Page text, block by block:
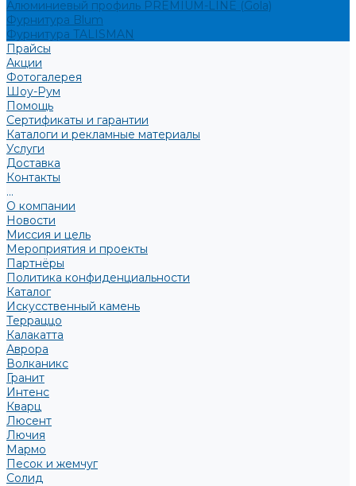
Алюминиевый профиль PREMIUM-LINE (Gola)
Фурнитура Blum
Фурнитура TALISMAN
Прайсы
Акции
Фотогалерея
Шоу-Рум
Помощь
Сертификаты и гарантии
Каталоги и рекламные материалы
Услуги
Доставка
Контакты
...
О компании
Новости
Миссия и цель
Мероприятия и проекты
Партнёры
Политика конфиденциальности
Каталог
Искусственный камень
Терраццо
Калакатта
Аврора
Волканикс
Гранит
Интенс
Кварц
Люсент
Лючия
Мармо
Песок и жемчуг
Солид